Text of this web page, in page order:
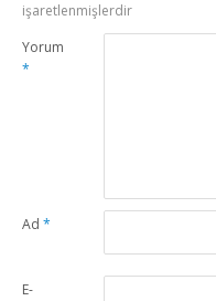
işaretlenmişlerdir
Yorum
*
Ad*
E-